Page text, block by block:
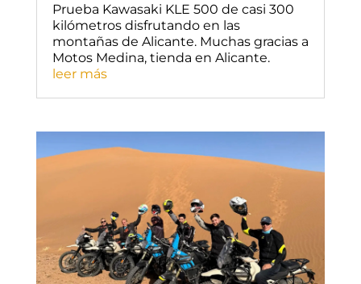
Prueba Kawasaki KLE 500 de casi 300
kilómetros disfrutando en las
montañas de Alicante. Muchas gracias a
Motos Medina, tienda en Alicante.
leer más